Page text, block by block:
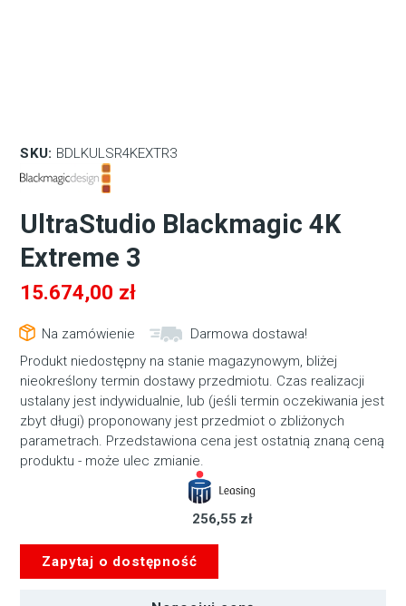
SKU: BDLKULSR4KEXTR3
UltraStudio Blackmagic 4K
Extreme 3
15.674,00 zł
Na zamówienie
Darmowa dostawa!
Produkt niedostępny na stanie magazynowym, bliżej
nieokreślony termin dostawy przedmiotu. Czas realizacji
ustalany jest indywidualnie, lub (jeśli termin oczekiwania jest
zbyt długi) proponowany jest przedmiot o zbliżonych
parametrach. Przedstawiona cena jest ostatnią znaną ceną
produktu - może ulec zmianie.
256,55 zł
Zapytaj o dostępność